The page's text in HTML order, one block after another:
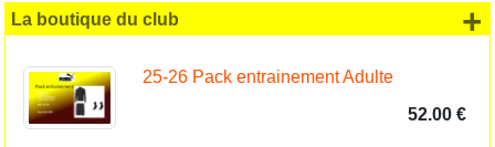
La boutique du club
25-26 Pack entrainement Adulte
52.00 €
+